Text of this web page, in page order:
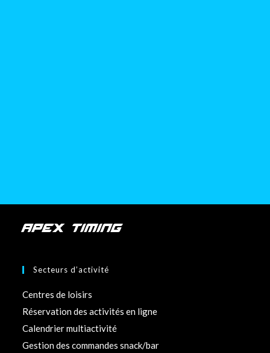
APEX TIMING
Secteurs d’activité
Centres de loisirs
Réservation des activités en ligne
Calendrier multiactivité
Gestion des commandes snack/bar